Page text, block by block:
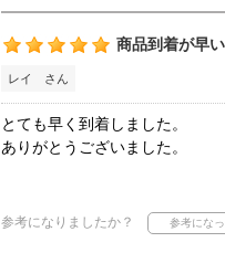
商品到着が早い
レイ さん
とても早く到着しました。
ありがとうございました。
参考になりましたか？